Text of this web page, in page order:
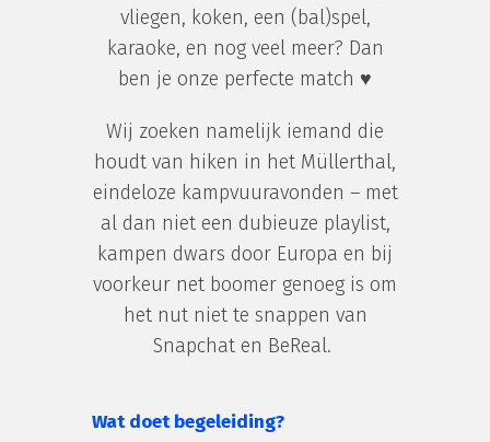
vliegen, koken, een (bal)spel,
karaoke, en nog veel meer? Dan
ben je onze perfecte match ♥
Wij zoeken namelijk iemand die
houdt van hiken in het Müllerthal,
eindeloze kampvuuravonden – met
al dan niet een dubieuze playlist,
kampen dwars door Europa en bij
voorkeur net boomer genoeg is om
het nut niet te snappen van
Snapchat en BeReal.
Wat doet begeleiding?